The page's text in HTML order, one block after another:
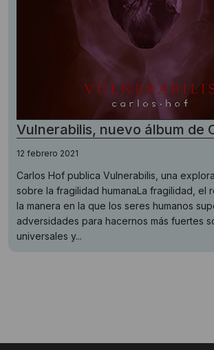
Vulnerabilis, nuevo álbum de
12 febrero 2021
Carlos Hof publica Vulnerabilis, una
sobre la fragilidad humanaLa fragilidad, el
la manera en la que los seres humanos
adversidades para hacernos más fuertes
universales y...